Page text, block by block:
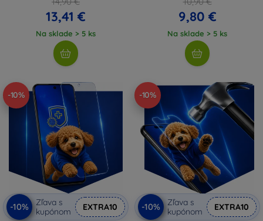
13,41 €
Na sklade > 5 ks
9,80 €
Na sklade > 5 ks
-10%
-10%
Zľava s
kupónom
EXTRA10
-10%
-10%
Zľava s
kupónom
EXTRA10